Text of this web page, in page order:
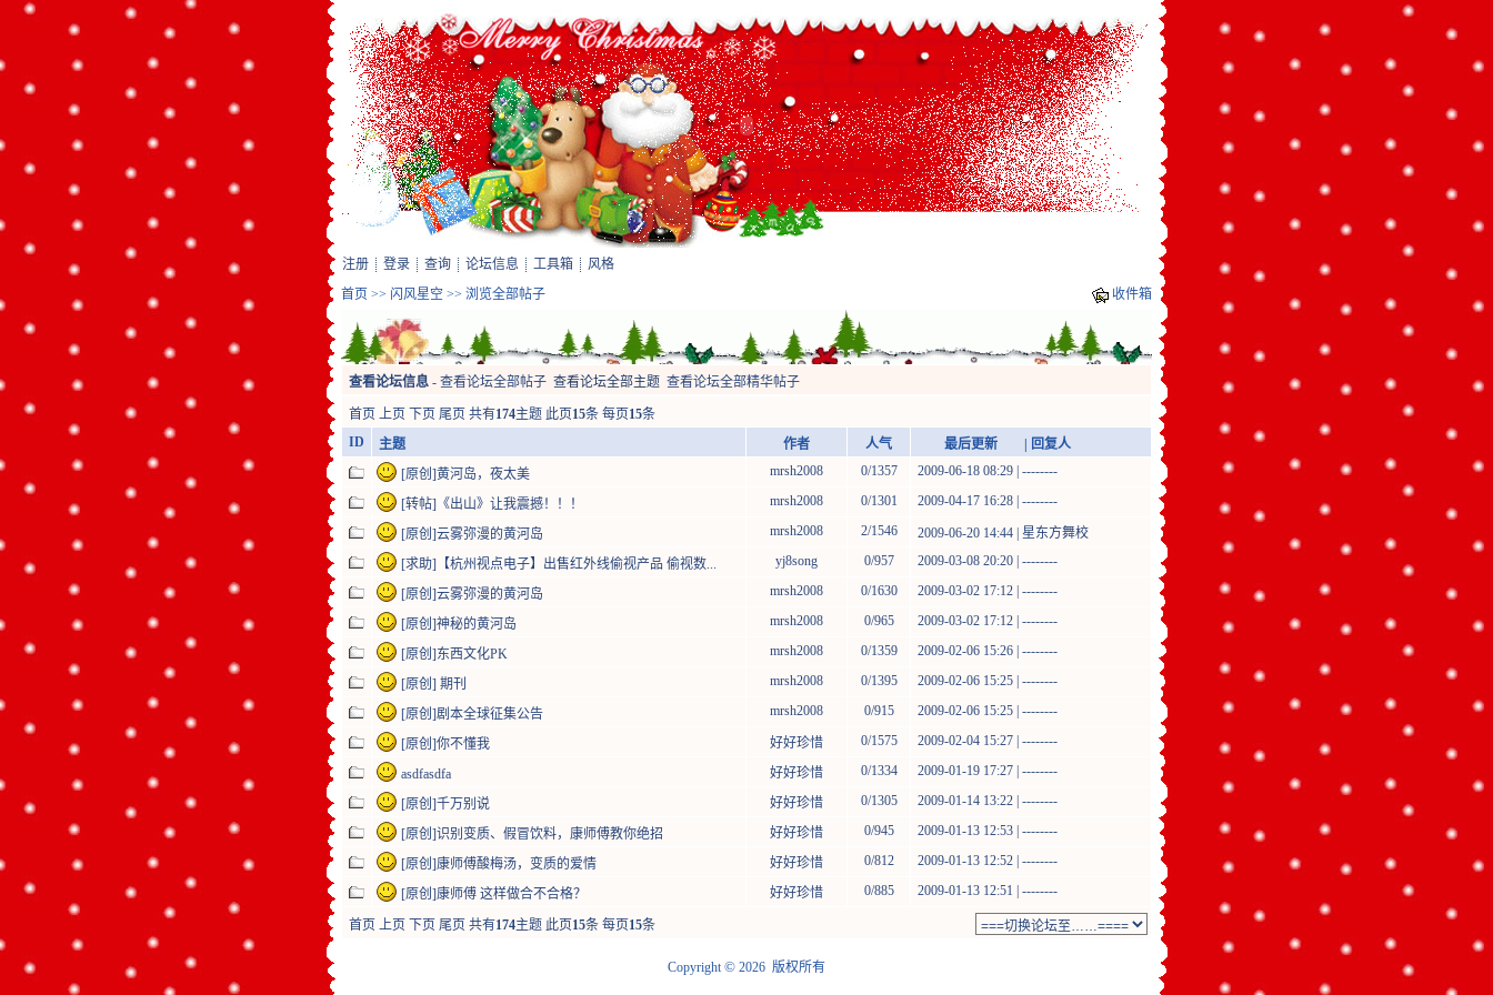
注册 登录 查询 论坛信息 工具箱
风格
首页 >> 闪风星空 >> 浏览全部帖子 收件箱
查看论坛信息 - 查看论坛全部帖子 查看论坛全部主题 查看论坛全部精华帖子
首页 上页 下页 尾页 共有174主题 此页15条 每页15条
ID
主题 作者 人气
最后更新 | 回复人
[原创]黄河岛，夜太美
mrsh2008 0/1357 2009-06-18 08:29 | --------
[转帖]《出山》让我震撼！！！ mrsh2008 0/1301 2009-04-17 16:28 | --------
[原创]云雾弥漫的黄河岛 mrsh2008 2/1546 2009-06-20 14:44 | 星东方舞校
[求助]【杭州视点电子】出售红外线偷视产品 偷视数...
yj8song 0/957 2009-03-08 20:20 | --------
[原创]云雾弥漫的黄河岛 mrsh2008 0/1630 2009-03-02 17:12 | --------
[原创]神秘的黄河岛 mrsh2008 0/965 2009-03-02 17:12 | --------
[原创]东西文化PK mrsh2008 0/1359 2009-02-06 15:26 | --------
[原创] 期刊 mrsh2008 0/1395 2009-02-06 15:25 | --------
[原创]剧本全球征集公告 mrsh2008 0/915 2009-02-06 15:25 | --------
[原创]你不懂我 好好珍惜 0/1575 2009-02-04 15:27 | --------
asdfasdfa 好好珍惜 0/1334 2009-01-19 17:27 | --------
[原创]千万别说 好好珍惜 0/1305 2009-01-14 13:22 | --------
[原创]识别变质、假冒饮料，康师傅教你绝招 好好珍惜 0/945 2009-01-13 12:53 | --------
[原创]康师傅酸梅汤，变质的爱情 好好珍惜 0/812 2009-01-13 12:52 | --------
[原创]康师傅 这样做合不合格？ 好好珍惜 0/885 2009-01-13 12:51 | --------
首页 上页 下页 尾页 共有174主题 此页15条 每页15条
Copyright© 2026 版权所有